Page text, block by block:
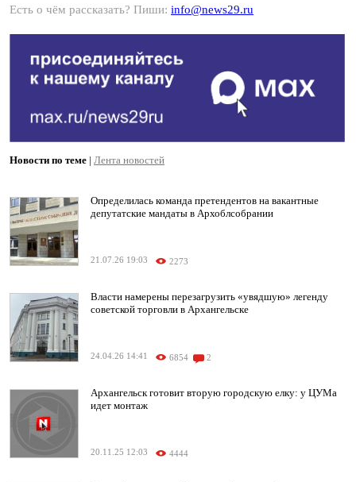
Есть о чём рассказать? Пиши: info@news29.ru
Новости по теме | Лента новостей
Определилась команда претендентов на вакантные
депутатские мандаты в Архоблсобрании
21.07.26 19:03 2273
Власти намерены перезагрузить «увядшую» легенду
советской торговли в Архангельске
24.04.26 14:41 6854 2
Архангельск готовит вторую городскую елку: у ЦУМа
идет монтаж
20.11.25 12:03 4444